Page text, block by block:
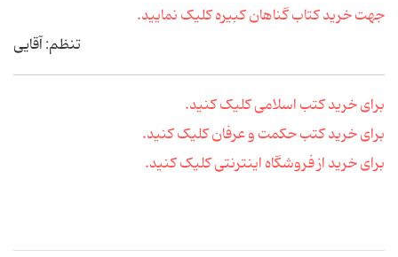
جهت خرید کتاب گناهان کبیره کلیک نمایید.
تنظم: آقایی
برای خرید کتب اسلامی کلیک کنید.
برای خرید کتب حکمت و عرفان کلیک کنید.
برای خرید از فروشگاه اینترنتی کلیک کنید.